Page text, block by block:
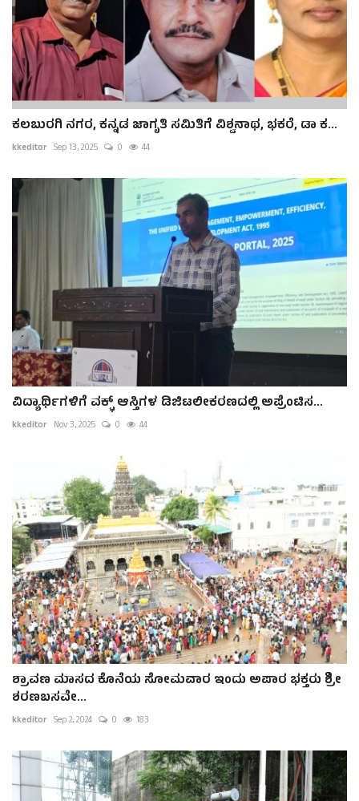
ಕಲಬುರಗಿ ನಗರ, ಕನ್ನಡ ಜಾಗೃತಿ ಸಮಿತಿಗೆ ವಿಶ್ವನಾಥ, ಭಕರೆ, ಡಾ ಕ...
kkeditor Sep 13, 2025 0 44
ವಿದ್ಯಾರ್ಥಿಗಳಿಗೆ ವಕ್ಫ್ ಆಸ್ತಿಗಳ ಡಿಜಿಟಲೀಕರಣದಲ್ಲಿ ಅಪ್ರೆಂಟಿಸ...
kkeditor Nov 3, 2025 0 44
ಶ್ರಾವಣ ಮಾಸದ ಕೊನೆಯ ಸೋಮವಾರ ಇಂದು ಅಪಾರ ಭಕ್ತರು ಶ್ರೀ
ಶರಣಬಸವೇ...
kkeditor Sep 2, 2024 0 183